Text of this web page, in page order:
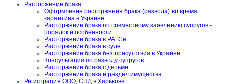
Расторжение брака
Оформление расторжения брака (развода) во время
карантина в Украине
Расторжение брака по совместному заявлению супругов -
порядок и особенности
Расторжение брака в РАГСе
Расторжение брака в суде
Расторжение брака без присутствия в Украине
Консультация по разводу супругов
Расторжение брака с детьми
Расторжение брака и раздел имущества
Регистрация ООО, СПД в Харькове